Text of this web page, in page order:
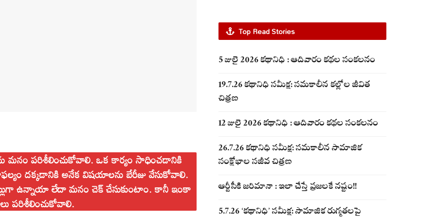
మనం పరిశీలించుకోవాలి. ఒక కార్యం సాధించడానికి
దక్కడానికి అనేక విషయాలను బేరీజు వేసుకోవాలి.
ఉన్నాయా లేదా మనం చెక్ చేసుకుంటాం. కానీ ఇంకా
పరిశీలించుకోవాలి.
Top Read Stories
5 జులై 2026 కథానిధి : ఆదివారం కథల సంకలనం
19.7.26 కథానిధి సమీక్ష: సమకాలీన కల్లోల జీవిత
చిత్రణ
12 జులై 2026 కథానిధి : ఆదివారం కథల సంకలనం
26.7.26 కథానిధి సమీక్ష: సమకాలీన సామాజిక
సంక్షోభాల సజీవ చిత్రణ
ఆర్టీసీకి జరిమానా : ఇలా చేస్తే ప్రజలకే నష్టం!!
5.7.26 ‘కథానిధి’ సమీక్ష: సామాజిక రుగ్మతలపై